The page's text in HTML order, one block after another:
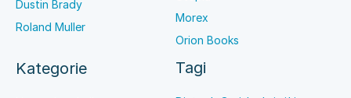
Dustin Brady
Roland Muller
Morex
Orion Books
Kategorie Tagi